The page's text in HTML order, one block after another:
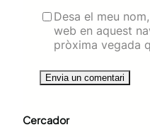
Desa el meu
web en aquest
pròxima vegada
Cercador